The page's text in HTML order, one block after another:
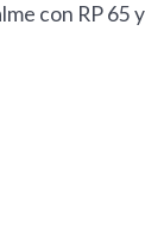
con RP 65